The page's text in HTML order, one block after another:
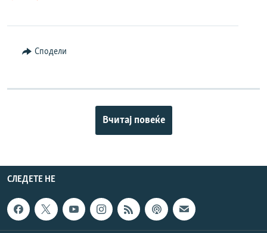
Сподели
Вчитај повеќе
СЛЕДЕТЕ НЕ